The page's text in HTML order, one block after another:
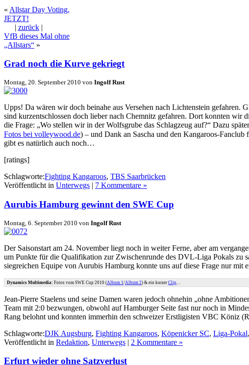
« Allstar Day Voting,
JETZT!
| zurück|
VfB dieses Mal ohne
„Allstars“ »
Grad noch die Kurve gekriegt
Montag, 20. September 2010 von Ingolf Rust
Upps! Da wären wir doch beinahe aus Versehen nach Lichtenstein gefahren.
sind kurzentschlossen doch lieber nach Chemnitz gefahren. Dort konnten wir
die Frage:
Wo stellen wir in der Wolfsgrube das Schlagzeug auf? Dazu
Fotos bei volleywood.de) – und Dank an Sascha und den Kangaroos-Fanclub
gibt es natürlich auch noch…
[ratings]
Schlagworte:Fighting Kangaroos, TBS Saarbrücken
Veröffentlicht in Unterwegs | 7 Kommentare »
Aurubis Hamburg gewinnt den SWE Cup
Montag, 6. September 2010 von Ingolf Rust
Der Saisonstart am 24. November liegt noch in weiter Ferne, aber am
um Punkte für die Qualifikation zur Zwischenrunde des DVL-Liga Pokals zu
siegreichen Equipe von Aurubis Hamburg konnte uns auf diese Frage nur mit
Dynamics Multimedia: Fotos vom SWE Cup 2010 (Album 1 /Album 2) & ein kurzer Clip
Jean-Pierre Staelens und seine Damen waren jedoch ohnehin „ohne
Team mit 2:0 bezwungen, obwohl auf Hamburger Seite fast nur noch in
Rang belohnt und konnten immerhin den schweizer Erstligisten VBC Köniz
Schlagworte:DJK Augsburg, Fighting Kangaroos, Köpenicker SC, Liga-Pokal,
Veröffentlicht in Redaktion, Unterwegs | 2 Kommentare »
Erfurt wieder ohne Satzverlust